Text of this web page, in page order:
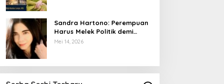
Sandra Hartono: Perempuan
Harus Melek Politik demi
Mengawal Masa Depan
Mei 14, 2026